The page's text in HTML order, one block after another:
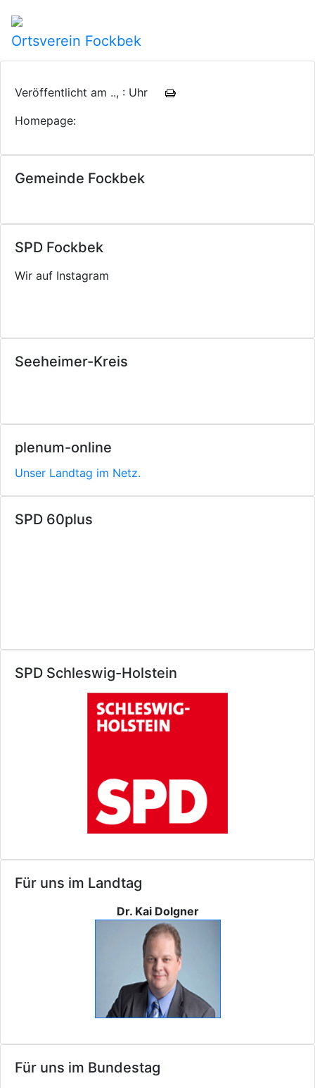
Ortsverein Fockbek
Gemeinde Fockbek
SPD Fockbek
Wir auf Instagram
Seeheimer-Kreis
plenum-online
Unser Landtag im Netz.
SPD 60plus
Veröffentlicht am .., : Uhr
Homepage:
SPD Schleswig-Holstein
Für uns im Landtag
Dr. Kai Dolgner
Für uns im Bundestag